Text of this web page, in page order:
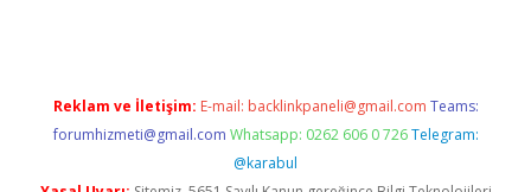
Reklam ve İletişim: E-mail: backlinkpaneli@gmail.com Teams:
forumhizmeti@gmail.com Whatsapp: 0262 606 0 726 Telegram:
@karabul